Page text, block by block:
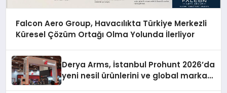
Falcon Aero Group, Havacılıkta Türkiye Merkezli
Küresel Çözüm Ortağı Olma Yolunda İlerliyor
Derya Arms, İstanbul Prohunt 2026’da
yeni nesil ürünlerini ve global marka